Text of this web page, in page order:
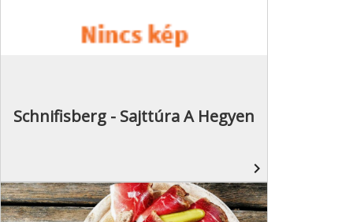
Schnifisberg - Sajttúra A Hegyen
navigate_next